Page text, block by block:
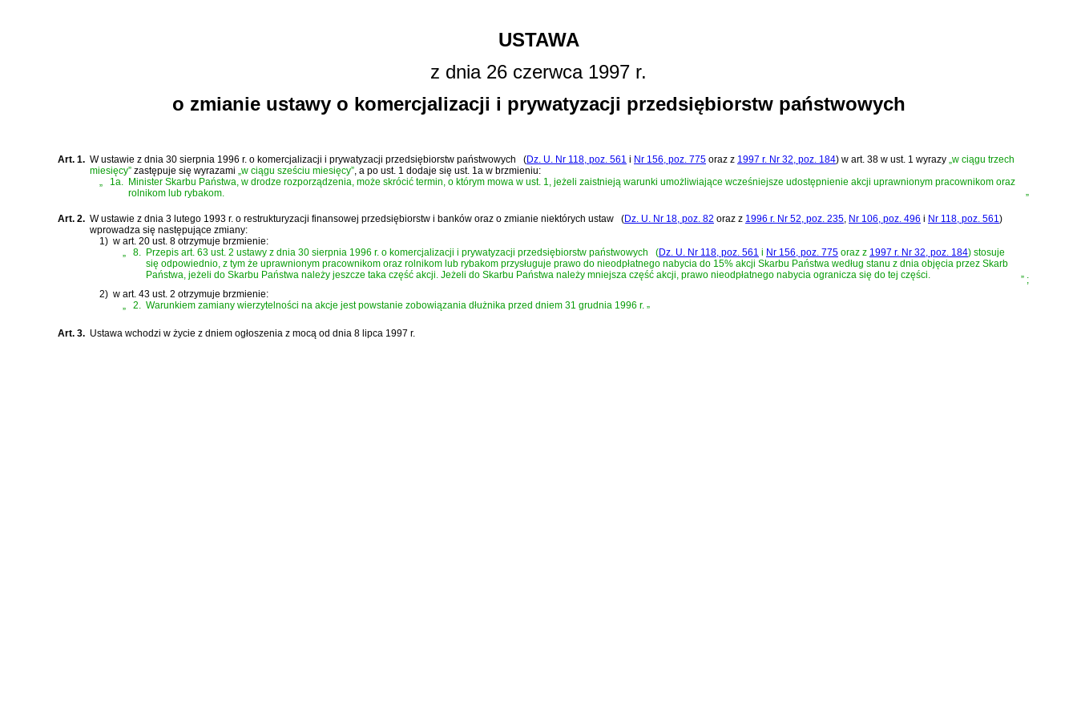
USTAWA
z dnia 26 czerwca 1997 r.
o zmianie ustawy o komercjalizacji i prywatyzacji przedsiębiorstw państwowych
Art. 1. Wustawie z dnia 30 sierpnia 1996 r. o komercjalizacji i prywatyzacji przedsiębiorstw państwowych (Dz. U. Nr 118, poz. 561 i Nr 156, poz. 775 oraz z 1997 r. Nr 32, poz. 184) w art. 38 w ust. 1 wyrazy „w ciągu trzech
miesięcy” zastępuje się wyrazami „w ciągu sześciu miesięcy”, a po ust. 1 dodaje się ust. 1a w brzmieniu:
„
1a. Minister Skarbu Państwa, w drodze rozporządzenia, może skrócić termin, o którym mowa w ust. 1, jeżeli zaistnieją warunki umożliwiające wcześniejsze udostępnienie akcji uprawnionym pracownikom oraz
rolnikom lub rybakom.
”
Art. 2. Wustawie z dnia 3 lutego 1993 r. o restrukturyzacji finansowej przedsiębiorstw i banków oraz o zmianie niektórych ustaw (Dz. U. Nr 18, poz. 82 oraz z 1996 r. Nr 52, poz. 235, Nr 106, poz. 496 i Nr 118, poz. 561)
wprowadza się następujące zmiany:
1) w art. 20 ust. 8 otrzymuje brzmienie:
„
8. Przepis art. 63 ust. 2 ustawy z dnia 30 sierpnia 1996 r. o komercjalizacji i prywatyzacji przedsiębiorstw państwowych (Dz. U. Nr 118, poz. 561 i Nr 156, poz. 775 oraz z 1997 r. Nr 32, poz. 184) stosuje
się odpowiednio, z tym że uprawnionym pracownikom oraz rolnikom lub rybakom przysługuje prawo do nieodpłatnego nabycia do 15% akcji Skarbu Państwa według stanu z dnia objęcia przez Skarb
Państwa, jeżeli do Skarbu Państwa należy jeszcze taka część akcji. Jeżeli do Skarbu Państwa należy mniejsza część akcji, prawo nieodpłatnego nabycia ogranicza się do tej części.
” ;
2) w art. 43 ust. 2 otrzymuje brzmienie:
2. Warunkiem zamiany wierzytelności na akcje jest powstanie zobowiązania dłużnika przed dniem 31 grudnia 1996 r. ”
Art. 3. Ustawa wchodzi w życie z dniem ogłoszenia z mocą od dnia 8 lipca 1997 r.